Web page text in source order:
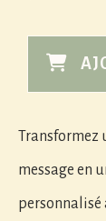
Transformez
message en
personnalisé